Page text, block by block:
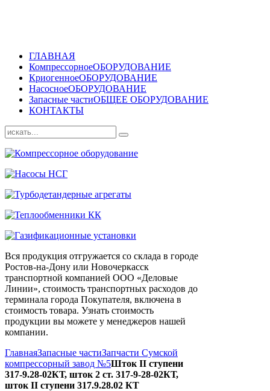
ГЛАВНАЯ
КомпрессорноеОБОРУДОВАНИЕ
КриогенноеОБОРУДОВАНИЕ
НасосноеОБОРУДОВАНИЕ
Запасные частиОБЩЕЕ ОБОРУДОВАНИЕ
КОНТАКТЫ
Вся продукция отгружается со склада в городе
Ростов-на-Дону или Новочеркасск
транспортной компанией ООО «Деловые
Линии», стоимость транспортных расходов до
терминала города Покупателя, включена в
стоимость товара. Узнать стоимость
продукции вы можете у менеджеров нашей
компании.
ГлавнаяЗапасные частиЗапчасти Сумской
компрессорный завод №5Шток II ступени
317-9.28-02КТ, шток 2 ст. 317-9-28-02КТ,
шток II ступени 317.9.28.02 КТ